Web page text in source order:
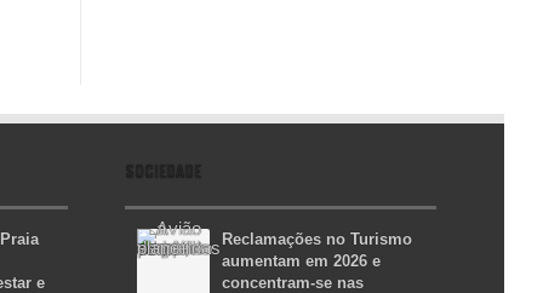
e
SOCIEDADE
Reclamações no Turismo
aumentam em 2026 e
concentram-se nas